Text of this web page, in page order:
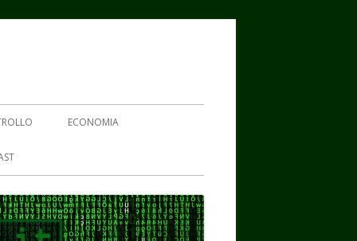
ECONOMIA